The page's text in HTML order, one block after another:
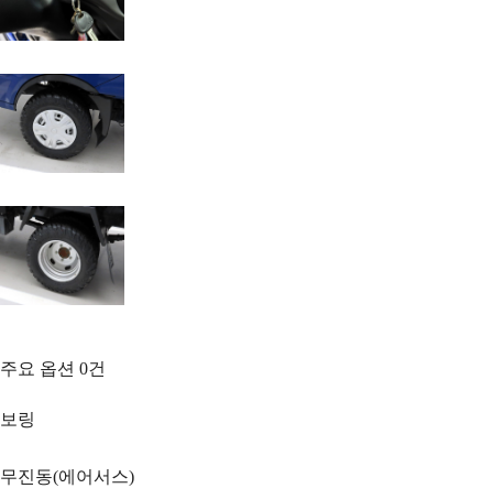
주요 옵션 0건
보링
무진동(에어서스)